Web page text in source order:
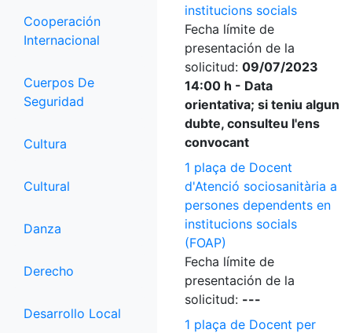
Cooperación
Internacional
Cuerpos De
Seguridad
Cultura
Cultural
Danza
Derecho
Desarrollo Local
institucions socials
Fecha límite de
presentación de la
solicitud: 09/07/2023
14:00 h - Data
orientativa; si teniu algun
dubte, consulteu l'ens
convocant
1 plaça de Docent
d'Atenció sociosanitària a
persones dependents en
institucions socials
(FOAP)
Fecha límite de
presentación de la
solicitud: ---
1 plaça de Docent per